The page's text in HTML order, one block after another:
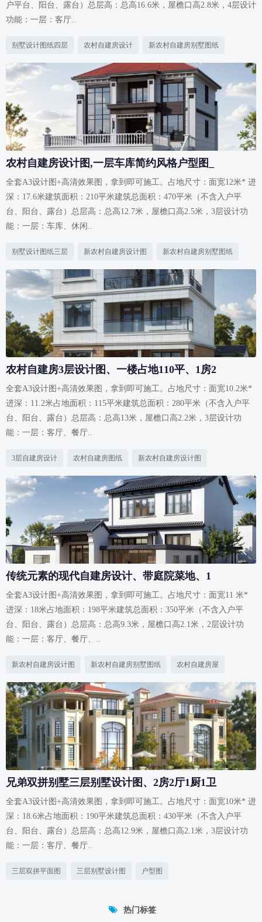
户平台、阳台、露台）总层高：总高16.6米，屋檐口高2.8米，4层设计
功能：一层：客厅..
别墅设计图纸四层 农村自建房设计 新农村自建房别墅图纸
农村自建房设计图,一层车库简约风格户型图_
全套A3设计图+高清效果图，拿到即可施工。占地尺寸：面宽12米* 进
深：17.6米建筑面积：210平米建筑总面积：470平米（不含入户平
台、阳台、露台）总层高：总高12.7米，屋檐口高2.5米，3层设计功
能：一层：车库、休闲..
别墅设计图纸三层 新农村自建房设计图 新农村自建房别墅图纸
农村自建房3层设计图、一楼占地110平、1房2
全套A3设计图+高清效果图，拿到即可施工。占地尺寸：面宽10.2米*
进深：11.2米占地面积：115平米建筑总面积：280平米（不含入户平
台、阳台、露台）总层高：总高13米，屋檐口高2.2米，3层设计功
能：一层：客厅、餐厅..
3层自建房设计 农村自建房图纸 新农村自建房设计图
传统元素的现代自建房设计、带庭院菜地、1
全套A3设计图+高清效果图，拿到即可施工。占地尺寸：面宽11 米*
进深：18米占地面积：198平米建筑总面积：350平米（不含入户平
台、阳台、露台）总层高：总高9.3米，屋檐口高2.1米，2层设计功
能：一层：客厅、餐厅、..
新农村自建房设计图 新农村自建房别墅图纸 农村自建房屋
兄弟双拼别墅三层别墅设计图、2房2厅1厨1卫
全套A3设计图+高清效果图，拿到即可施工。占地尺寸：面宽10米* 进
深：18.6米占地面积：190平米建筑总面积：430平米（不含入户平
台、阳台、露台）总层高：总高12.9米，屋檐口高2.1米，3层设计功
能：一层：客厅、餐厅..
三层双拼平面图 三层别墅设计图 户型图
热门标签